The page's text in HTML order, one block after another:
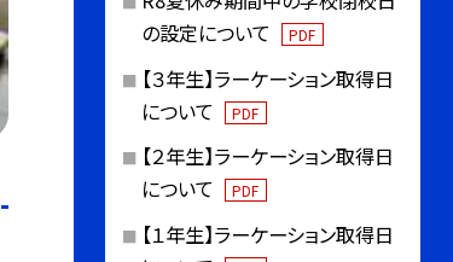
の設定について
PDF
【３年生】ラーケーション取得日
について
PDF
【２年生】ラーケーション取得日
について
PDF
【１年生】ラーケーション取得日